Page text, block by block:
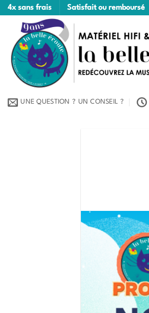
Passer
contenu
4x sans frais Satisfait ou remboursé
UNE QUESTION ? UN CONSEIL ?